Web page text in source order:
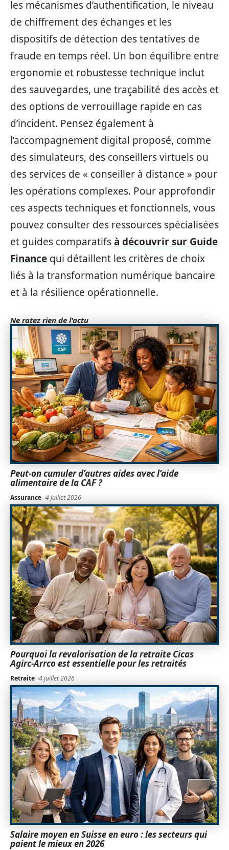
les mécanismes d’authentification, le niveau
de chiffrement des échanges et les
dispositifs de détection des tentatives de
fraude en temps réel. Un bon équilibre entre
ergonomie et robustesse technique inclut
des sauvegardes, une traçabilité des accès et
des options de verrouillage rapide en cas
d’incident. Pensez également à
l’accompagnement digital proposé, comme
des simulateurs, des conseillers virtuels ou
des services de « conseiller à distance » pour
les opérations complexes. Pour approfondir
ces aspects techniques et fonctionnels, vous
pouvez consulter des ressources spécialisées
et guides comparatifsà découvrir sur Guide
Finance qui détaillent les critères de choix
liés à la transformation numérique bancaire
et à la résilience opérationnelle.
Ne ratez rien de l'actu
Peut-on cumuler d’autres aides avec l’aide
alimentaire de la CAF ?
Assurance 4 juillet 2026
Pourquoi la revalorisation de la retraite Cicas
Agirc-Arrco est essentielle pour les retraités
Retraite 4 juillet 2026
Salaire moyen en Suisse en euro : les secteurs qui
paient le mieux en 2026